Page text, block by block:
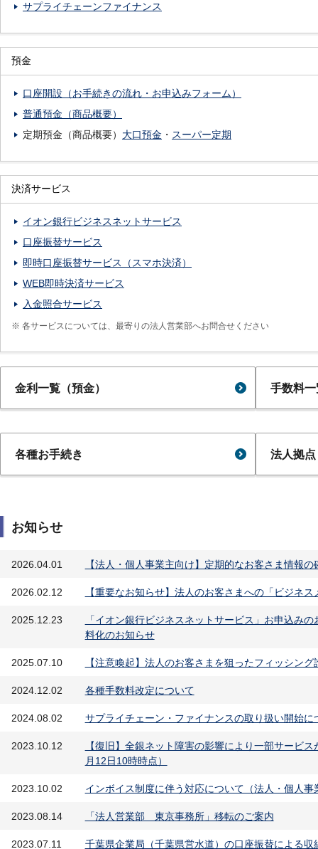
サプライチェーンファイナンス
預金
る
る
口座開設（お手続きの流れ・お申込みフォーム）
普通預金（商品概要）
定期預金（商品概要） 大口預金 ・ スーパー定期
決済サービス
る
る
イオン銀行ビジネスネットサービス
口座振替サービス
即時口座振替サービス（スマホ決済）
WEB即時決済サービス
入金照合サービス
※ 各サービスについては、最寄りの法人営業部へお問合せください
金利一覧（預金） 手数料一
各種お手続き 法人拠
お知らせ
2026.04.01 【法人・個人事業主向け】定期的なお客さま情報
2026.02.12 【重要なお知らせ】法人のお客さまへの「ビジネ
2025.12.23
「イオン銀行ビジネスネットサービス」お申込み
料化のお知らせ
2025.07.10 【注意喚起】法人のお客さまを狙ったフィッシン
2024.12.02 各種手数料改定について
2024.08.02 サプライチェーン・ファイナンスの取り扱い開始に
2023.10.12
【復旧】全銀ネット障害の影響により一部サービ
月12日10時時点）
2023.10.02 インボイス制度に伴う対応について（法人・個人事
2023.08.14 「法人営業部 東京事務所」移転のご案内
2023.07.11 千葉県企業局（千葉県営水道）の口座振替による収